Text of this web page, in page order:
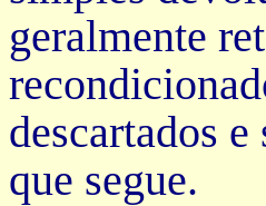
geralmente
descartados
que segue.